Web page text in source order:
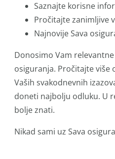
Saznajte korisne
Pročitajte zanimljive
Najnovije Sava
Donosimo Vam
osiguranja. Pročitajte više
Vaših svakodnevnih
doneti najbolju odluku. U
bolje znati.
Nikad sami uz Sava